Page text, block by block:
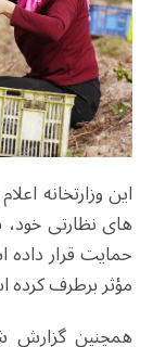
های نظارتی
حمایت قرار داده
مؤثر برطرف
همچنین گزارش